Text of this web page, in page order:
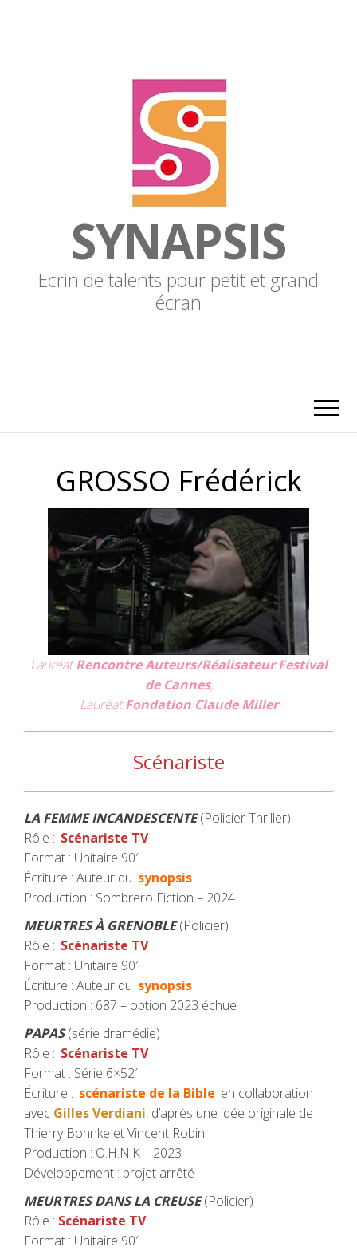
SYNAPSIS
Ecrin de talents pour petit et grand
écran
GROSSO Frédérick
LauréatRencontre Auteurs/Réalisateur Festival
de Cannes,
LauréatFondation Claude Miller
Scénariste
LA FEMME INCANDESCENTE(Policier Thriller)
Rôle : Scénariste TV
Format : Unitaire 90′
Écriture : Auteur du synopsis
Production : Sombrero Fiction – 2024
MEURTRES À GRENOBLE(Policier)
Rôle : Scénariste TV
Format : Unitaire 90′
Écriture : Auteur du synopsis
Production : 687 – option 2023 échue
PAPAS(série dramédie)
Rôle : Scénariste TV
Format : Série 6×52′
Écriture : scénariste de la Bible en collaboration
avec Gilles Verdiani, d’après une idée originale de
Thierry Bohnke et Vincent Robin
Production : O.H.N.K – 2023
Développement : projet arrêté
MEURTRES DANS LA CREUSE(Policier)
Rôle : Scénariste TV
Format : Unitaire 90′